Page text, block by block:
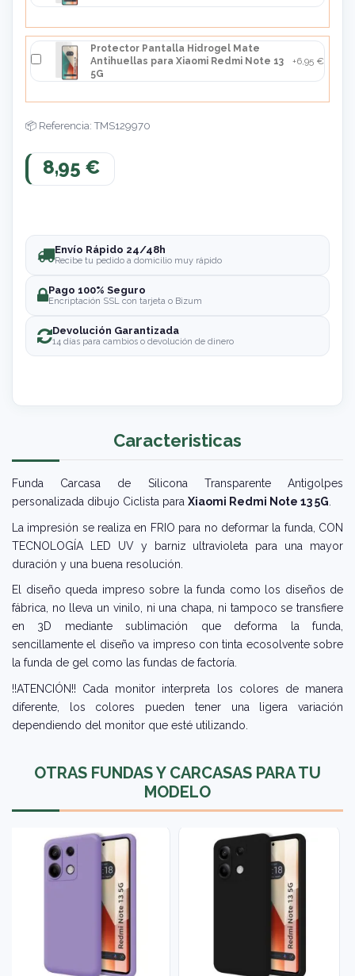
Protector Pantalla Hidrogel Mate
Antihuellas para Xiaomi Redmi Note 13
5G
+6,95 €
Referencia: TMS129970
8,95 €
Envío Rápido 24/48h
Recibe tu pedido a domicilio muy rápido
Pago 100% Seguro
Encriptación SSL con tarjeta o Bizum
Devolución Garantizada
14 días para cambios o devolución de dinero
Caracteristicas
Funda Carcasa de Silicona Transparente Antigolpes
personalizada dibujo Ciclista para Xiaomi Redmi Note 13 5G
La impresión se realiza en FRIO para no deformar la funda, CON
TECNOLOGÍA LED UV y barniz ultravioleta para una mayor
duración y una buena resolución.
El diseño queda impreso sobre la funda como los diseños de
fábrica, no lleva un vinilo, ni una chapa, ni tampoco se transfiere
en 3D mediante sublimación que deforma la funda,
sencillamente el diseño va impreso con tinta ecosolvente sobre
la funda de gel como las fundas de factoría.
!!ATENCIÓN!! Cada monitor interpreta los colores de manera
diferente, los colores pueden tener una ligera variación
dependiendo del monitor que esté utilizando.
OTRAS FUNDAS Y CARCASAS PARA TU
MODELO